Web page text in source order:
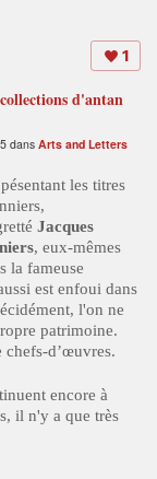
1
d'antan
dans Arts and Letters
les titres
Jacques
, eux-mêmes
la fameuse
est enfoui dans
l'on ne
patrimoine.
chefs-d’œuvres.
encore à
il n'y a que très